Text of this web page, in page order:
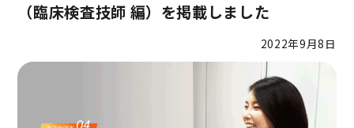
（臨床検査技師 編）を掲載しました
2022年9月8日